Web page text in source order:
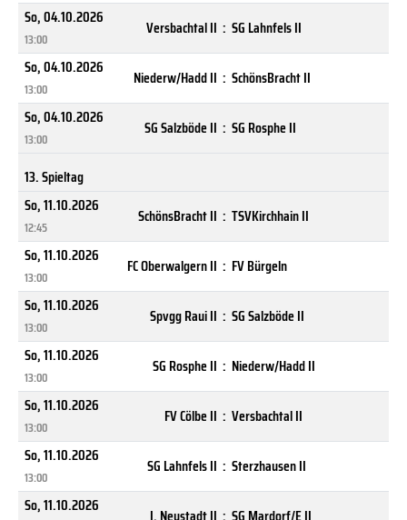
So, 04.10.2026
13:00
Versbachtal II : SG Lahnfels II
So, 04.10.2026
13:00
Niederw/Hadd II : SchönsBracht II
So, 04.10.2026
13:00
SG Salzböde II : SG Rosphe II
13. Spieltag
So, 11.10.2026
12:45
SchönsBracht II : TSVKirchhain II
So, 11.10.2026
13:00
FC Oberwalgern II : FV Bürgeln
So, 11.10.2026
13:00
Spvgg Raui II : SG Salzböde II
So, 11.10.2026
13:00
SG Rosphe II : Niederw/Hadd II
So, 11.10.2026
13:00
FV Cölbe II : Versbachtal II
So, 11.10.2026
13:00
SG Lahnfels II : Sterzhausen II
So, 11.10.2026